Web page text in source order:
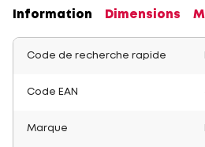
Information Dimensions
Code de recherche rapide
Code EAN
Marque